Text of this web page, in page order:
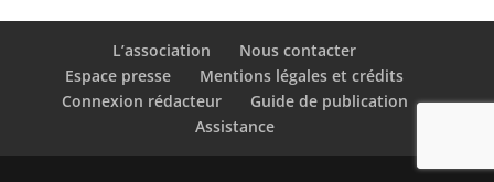
L’association
Nous contacter
Espace presse
Mentions légales et crédits
Connexion rédacteur
Guide de publication
Assistance